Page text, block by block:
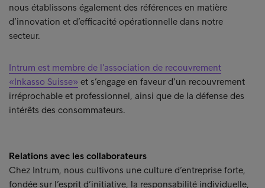
nous établissons également des références en matière
d’innovation et d’efficacité opérationnelle dans notre
secteur.
Intrum est membre de l’association de recouvrement
«Inkasso Suisse» et s’engage en faveur d’un recouvrement
irréprochable et professionnel, ainsi que de la défense des
intérêts des consommateurs.
Relations avec les collaborateurs
Chez Intrum, nous cultivons une culture d’entreprise forte,
fondée sur l’esprit d’initiative, la responsabilité individuelle,